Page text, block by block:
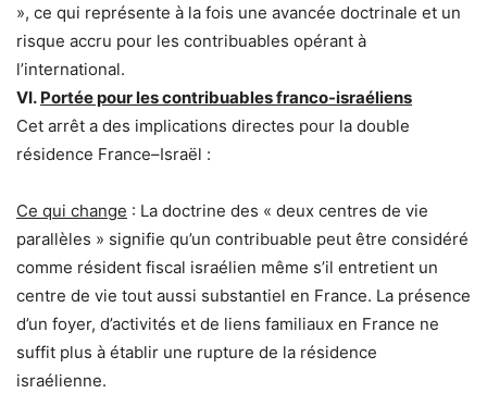
», ce qui représente à la fois une avancée doctrinale et un
risque accru pour les contribuables opérant à
l’international.
VI. Portée pour les contribuables franco-israéliens
Cet arrêt a des implications directes pour la double
résidence France–Israël :
Ce qui change : La doctrine des « deux centres de vie
parallèles » signifie qu’un contribuable peut être considéré
comme résident fiscal israélien même s’il entretient un
centre de vie tout aussi substantiel en France. La présence
d’un foyer, d’activités et de liens familiaux en France ne
suffit plus à établir une rupture de la résidence
israélienne.